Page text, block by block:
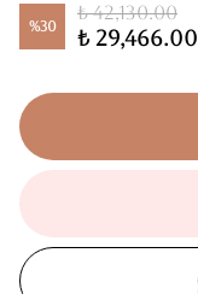
%30
₺ 42,130.00
₺ 29,466.00